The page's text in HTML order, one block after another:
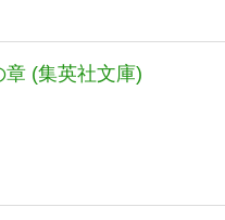
(集英社文庫)